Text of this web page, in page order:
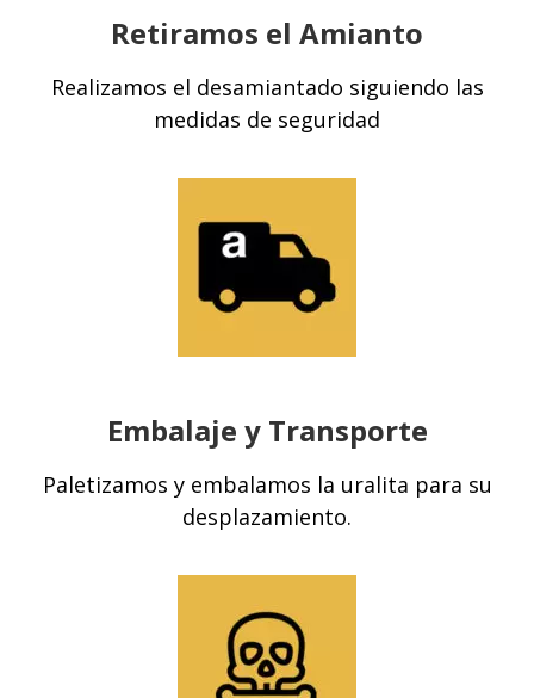
Retiramos el Amianto
Realizamos el desamiantado siguiendo las
medidas de seguridad
Embalaje y Transporte
Paletizamos y embalamos la uralita para su
desplazamiento.